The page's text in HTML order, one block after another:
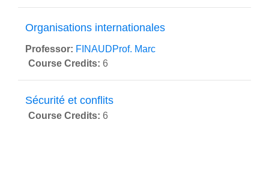
Organisations internationales
Professor: FINAUDProf. Marc
Course Credits: 6
Sécurité et conflits
Course Credits: 6